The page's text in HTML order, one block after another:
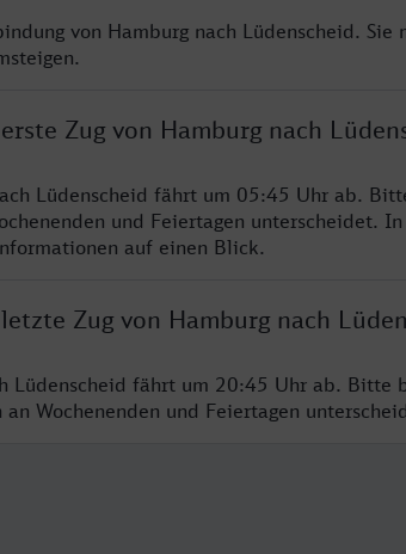
von Hamburg nach Lüdenscheid. Sie
Zug von Hamburg nach
Lüdenscheid fährt um 05:45 Uhr ab.
und Feiertagen unterscheidet.
auf einen Blick.
Zug von Hamburg nach
Lüdenscheid fährt um 20:45 Uhr ab. Bitte
Wochenenden und Feiertagen